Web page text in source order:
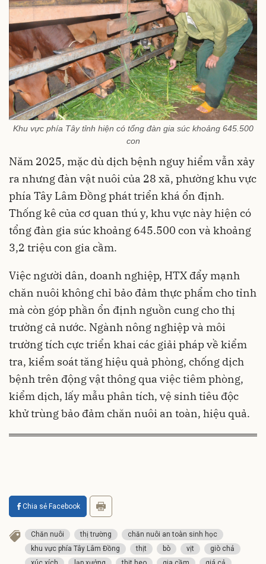
Khu vực phía Tây tỉnh hiện có tổng đàn gia súc khoảng 645.500
con
Năm 2025, mặc dù dịch bệnh nguy hiểm vẫn xảy
ra nhưng đàn vật nuôi của 28 xã, phường khu vực
phía Tây Lâm Đồng phát triển khá ổn định.
Thống kê của cơ quan thú y, khu vực này hiện có
tổng đàn gia súc khoảng 645.500 con và khoảng
3,2 triệu con gia cầm.
Việc người dân, doanh nghiệp, HTX đẩy mạnh
chăn nuôi không chỉ bảo đảm thực phẩm cho tỉnh
mà còn góp phần ổn định nguồn cung cho thị
trường cả nước. Ngành nông nghiệp và môi
trường tích cực triển khai các giải pháp về kiểm
tra, kiểm soát tăng hiệu quả phòng, chống dịch
bệnh trên động vật thông qua việc tiêm phòng,
kiểm dịch, lấy mẫu phân tích, vệ sinh tiêu độc
khử trùng bảo đảm chăn nuôi an toàn, hiệu quả.
Chia sẻ Facebook
Chăn nuôi thị trường
chăn nuôi an toàn sinh học
khu vực phía Tây Lâm Đồng
thịt bò vịt
giò chả